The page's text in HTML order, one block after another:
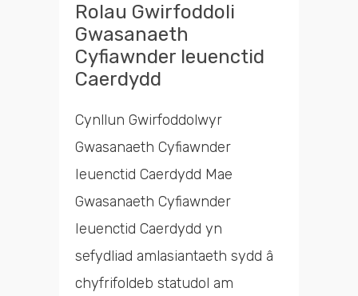
Rolau Gwirfoddoli
Gwasanaeth
Cyfiawnder Ieuenctid
Caerdydd
Cynllun Gwirfoddolwyr
Gwasanaeth Cyfiawnder
Ieuenctid Caerdydd Mae
Gwasanaeth Cyfiawnder
Ieuenctid Caerdydd yn
sefydliad amlasiantaeth sydd â
chyfrifoldeb statudol am